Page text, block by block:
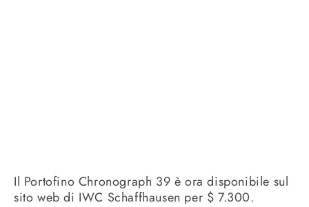
Il Portofino Chronograph 39 è ora disponibile sul
sito web di IWC Schaffhausen per $ 7.300.